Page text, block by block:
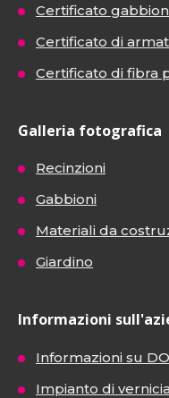
Certificato
Certificato di
Certificato di fibra
Galleria fotografica
Recinzioni
Gabbioni
Materiali da
Giardino
Informazioni
Informazioni su
Impianto di